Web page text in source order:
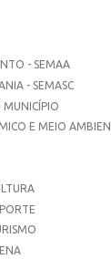
- SEMAA
- SEMASC
E MEIO